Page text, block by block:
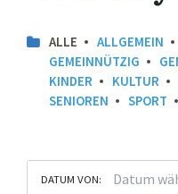
ALLE ALLGEMEIN
GEMEINNÜTZIG
KINDER
KULTUR
SENIOREN
SPORT
DATUM VON: